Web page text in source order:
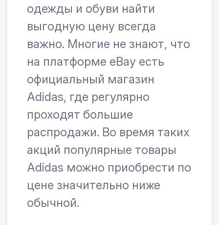
одежды и обуви найти
выгодную цену всегда
важно. Многие не знают, что
на платформе eBay есть
официальный магазин
Adidas, где регулярно
проходят большие
распродажи. Во время таких
акций популярные товары
Adidas можно приобрести по
цене значительно ниже
обычной.